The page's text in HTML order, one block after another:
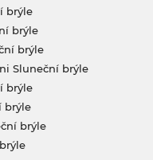
brýle
brýle
brýle
Sluneční brýle
brýle
brýle
brýle